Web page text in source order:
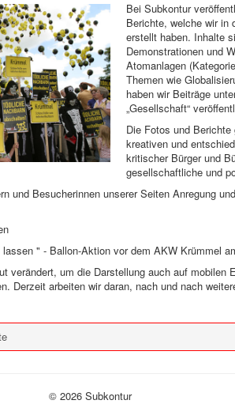
Bei Subkontur
Berichte, welche wir in
erstellt haben. Inhalte
Demonstrationen und
Atomanlagen
Themen wie
haben wir Beiträge
„Gesellschaft“
Die Fotos und
kreativen und
kritischer Bürger und
gesellschaftliche und
und Besucherinnen unserer Seiten Anregung
" - Ballon-Aktion vor dem AKW Krümmel
verändert, um die Darstellung auch auf mobilen
Derzeit arbeiten wir daran, nach und nach
© 2026 Subkontur